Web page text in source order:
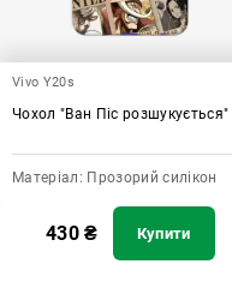
Vivo Y20s
Чохол "Ван Піс розшукується"
Матеріал: Прозорий силікон
430₴ Купити